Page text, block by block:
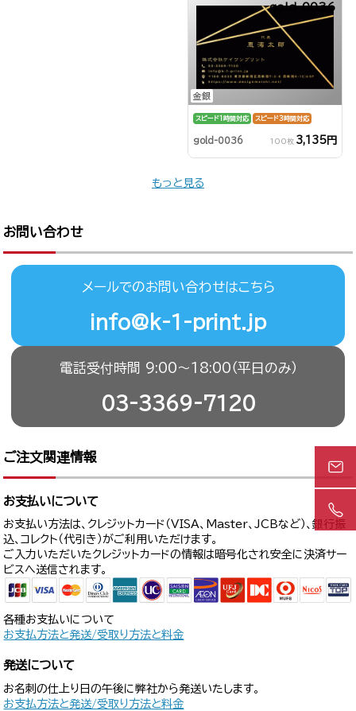
金銀
gold-0036
スピード1時間対応 スピード3時間対応
gold-0036 100枚 3,135円
もっと見る
お問い合わせ
メールでのお問い合わせはこちら
info@k-1-print.jp
電話受付時間 9:00〜18:00（平日のみ）
03-3369-7120
ご注文関連情報
お支払いについて
お支払い方法は、クレジットカード（VISA、Master、JCBなど）、銀行振
込、コレクト（代引き）がご利用いただけます。
ご入力いただいたクレジットカードの情報は暗号化され安全に決済サー
ビスへ送信されます。
各種お支払いについて
お支払方法と発送/受取り方法と料金
発送について
お名刺の仕上り日の午後に弊社から発送いたします。
お支払方法と発送/受取り方法と料金